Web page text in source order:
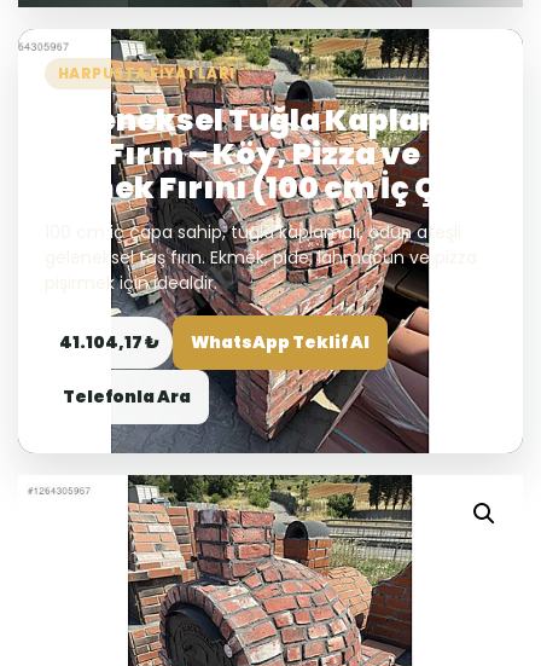
HARPUSTA FIYATLARI
Geleneksel Tuğla Kaplama
Taş Fırın – Köy, Pizza ve
Ekmek Fırını (100 cm İç Çap)
100 cm iç çapa sahip, tuğla kaplamalı, odun ateşli
geleneksel taş fırın. Ekmek, pide, lahmacun ve pizza
pişirmek için idealdir.
41.104,17 ₺ WhatsApp Teklif Al
Telefonla Ara